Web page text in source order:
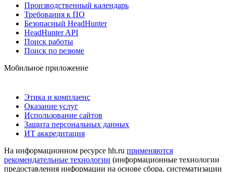
Производственный календарь
Требования к ПО
Безопасный HeadHunter
HeadHunter API
Поиск работы
Поиск по резюме
Мобильное приложение
Этика и комплаенс
Оказание услуг
Использование сайтов
Защита персональных данных
ИТ аккредитация
На информационном ресурсе hh.ru применяются
рекомендательные технологии (информационные технологии
предоставления информации на основе сбора, систематизации